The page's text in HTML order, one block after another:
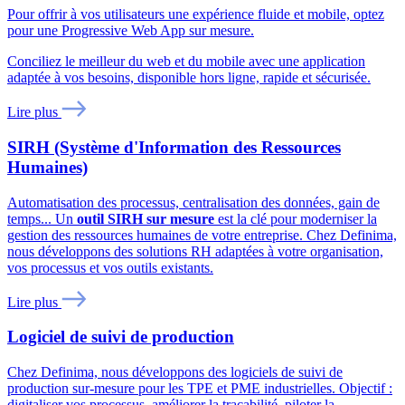
Pour offrir à vos utilisateurs une expérience fluide et mobile, optez
pour une Progressive Web App sur mesure.
Conciliez le meilleur du web et du mobile avec une application
adaptée à vos besoins, disponible hors ligne, rapide et sécurisée.
Lire plus
SIRH (Système d'Information des Ressources
Humaines)
Automatisation des processus, centralisation des données, gain de
temps... Un outil SIRH sur mesure est la clé pour moderniser la
gestion des ressources humaines de votre entreprise. Chez Definima,
nous développons des solutions RH adaptées à votre organisation,
vos processus et vos outils existants.
Lire plus
Logiciel de suivi de production
Chez Definima, nous développons des logiciels de suivi de
production sur-mesure pour les TPE et PME industrielles. Objectif :